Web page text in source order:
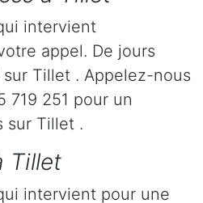
intervient
appel. De jours
Tillet . Appelez-nous
719 251 pour un
sur Tillet .
Tillet
intervient pour une